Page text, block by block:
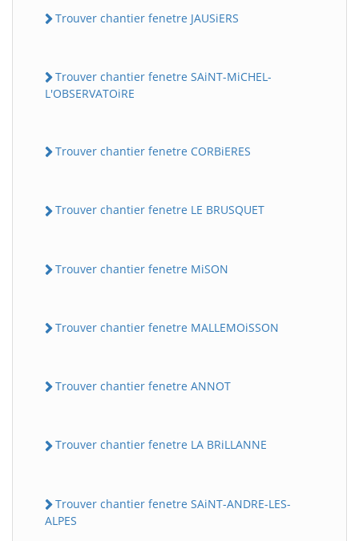
Trouver chantier fenetre JAUSiERS
Trouver chantier fenetre SAiNT-MiCHEL-
L'OBSERVATOiRE
Trouver chantier fenetre CORBiERES
Trouver chantier fenetre LE BRUSQUET
Trouver chantier fenetre MiSON
Trouver chantier fenetre MALLEMOiSSON
Trouver chantier fenetre ANNOT
Trouver chantier fenetre LA BRiLLANNE
Trouver chantier fenetre SAiNT-ANDRE-LES-
ALPES